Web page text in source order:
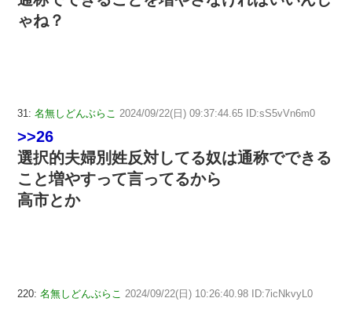
ゃね？
31: 名無しどんぶらこ 2024/09/22(日) 09:37:44.65 ID:sS5vVn6m0
>>26
選択的夫婦別姓反対してる奴は通称でできる
こと増やすって言ってるから
高市とか
220: 名無しどんぶらこ 2024/09/22(日) 10:26:40.98 ID:7icNkvyL0